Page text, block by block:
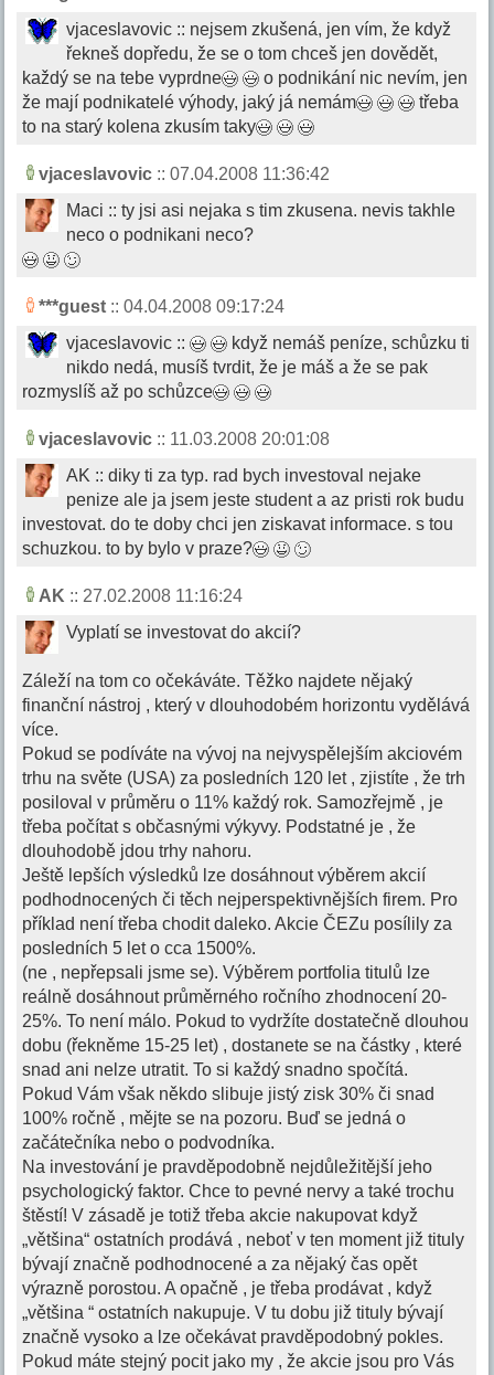
vjaceslavovic :: nejsem zkušená, jen vím, že když
řekneš dopředu, že se o tom chceš jen dovědět,
každý se na tebe vyprdne
o podnikání nic nevím, jen
že mají podnikatelé výhody, jaký já nemám
třeba
to na starý kolena zkusím taky
vjaceslavovic :: 07.04.2008 11:36:42
Maci :: ty jsi asi nejaka s tim zkusena. nevis takhle
neco o podnikani neco?
***guest :: 04.04.2008 09:17:24
vjaceslavovic ::
když nemáš peníze, schůzku ti
nikdo nedá, musíš tvrdit, že je máš a že se pak
rozmyslíš až po schůzce
vjaceslavovic :: 11.03.2008 20:01:08
AK :: diky ti za typ. rad bych investoval nejake
penize ale ja jsem jeste student a az pristi rok budu
investovat. do te doby chci jen ziskavat informace. s tou
schuzkou. to by bylo v praze?
AK :: 27.02.2008 11:16:24
Vyplatí se investovat do akcií?
Záleží na tom co očekáváte. Těžko najdete nějaký
finanční nástroj , který v dlouhodobém horizontu vydělává
více.
Pokud se podíváte na vývoj na nejvyspělejším akciovém
trhu na světe (USA) za posledních 120 let , zjistíte , že trh
posiloval v průměru o 11% každý rok. Samozřejmě , je
třeba počítat s občasnými výkyvy. Podstatné je , že
dlouhodobě jdou trhy nahoru.
Ještě lepších výsledků lze dosáhnout výběrem akcií
podhodnocených či těch nejperspektivnějších firem. Pro
příklad není třeba chodit daleko. Akcie ČEZu posílily za
posledních 5 let o cca 1500%.
(ne , nepřepsali jsme se). Výběrem portfolia titulů lze
reálně dosáhnout průměrného ročního zhodnocení 20-
25%. To není málo. Pokud to vydržíte dostatečně dlouhou
dobu (řekněme 15-25 let) , dostanete se na částky , které
snad ani nelze utratit. To si každý snadno spočítá.
Pokud Vám však někdo slibuje jistý zisk 30% či snad
100% ročně , mějte se na pozoru. Buď se jedná o
začátečníka nebo o podvodníka.
Na investování je pravděpodobně nejdůležitější jeho
psychologický faktor. Chce to pevné nervy a také trochu
štěstí! V zásadě je totiž třeba akcie nakupovat když
„většina“ ostatních prodává , neboť v ten moment již tituly
bývají značně podhodnocené a za nějaký čas opět
výrazně porostou. A opačně , je třeba prodávat , když
„většina “ ostatních nakupuje. V tu dobu již tituly bývají
značně vysoko a lze očekávat pravděpodobný pokles.
Pokud máte stejný pocit jako my , že akcie jsou pro Vás